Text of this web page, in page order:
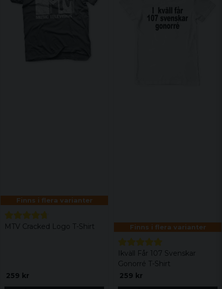
Finns i flera varianter
MTV Cracked Logo T-Shirt
259 kr
Finns i flera varianter
Ikväll Får 107 Svenskar
Gonorré T-Shirt
259 kr